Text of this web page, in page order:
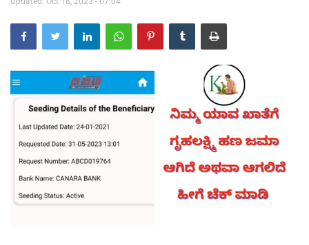
Contact Us